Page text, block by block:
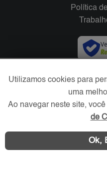
Política
Utilizamos cookies para
uma
Ao navegar neste site,
de
Ok,